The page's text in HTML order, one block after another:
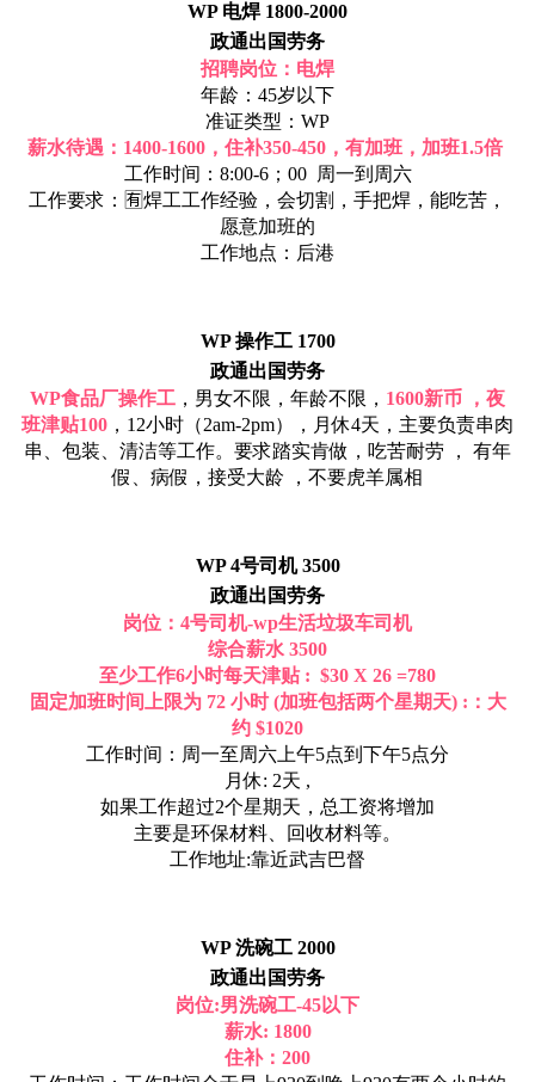
WP 电焊 1800-2000
政通出国劳务
招聘岗位：电焊
年龄：45岁以下
准证类型：WP
薪水待遇：1400-1600，住补350-450，有加班，加班1.5倍
工作时间：8:00-6；00 周一到周六
工作要求：🈶️焊工工作经验，会切割，手把焊，能吃苦，
愿意加班的
工作地点：后港
WP 操作工 1700
政通出国劳务
WP食品厂操作工 ，男女不限，年龄不限， 1600新币 ，夜
班津贴100 ，12小时（2am-2pm），月休4天，主要负责串肉
串、包装、清洁等工作。要求踏实肯做，吃苦耐劳 ， 有年
假、病假，接受大龄 ，不要虎羊属相
WP 4号司机 3500
政通出国劳务
岗位：4号司机-wp生活垃圾车司机
综合薪水 3500
至少工作6小时每天津贴 : $30 X 26 =780
固定加班时间上限为 72 小时 (加班包括两个星期天) :：大
约 $1020
工作时间：周一至周六上午5点到下午5点分
月休: 2天 ,
如果工作超过2个星期天，总工资将增加
主要是环保材料、回收材料等。
工作地址:靠近武吉巴督
WP 洗碗工 2000
政通出国劳务
岗位:男洗碗工-45以下
薪水: 1800
住补：200